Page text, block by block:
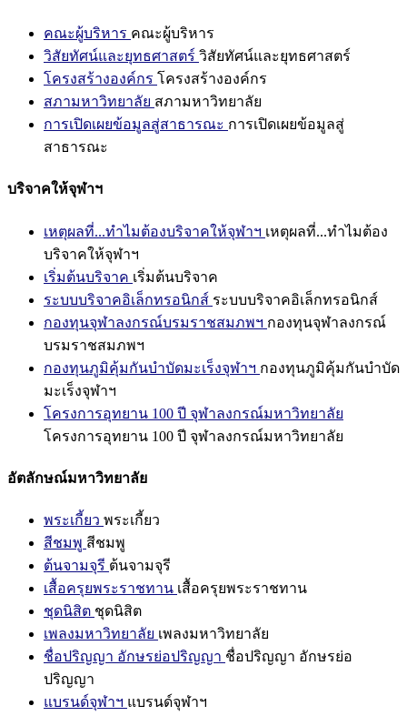
คณะผู้บริหาร คณะผู้บริหาร
วิสัยทัศน์และยุทธศาสตร์ วิสัยทัศน์และยุทธศาสตร์
โครงสร้างองค์กร โครงสร้างองค์กร
สภามหาวิทยาลัย สภามหาวิทยาลัย
การเปิดเผยข้อมูลสู่สาธารณะ การเปิดเผยข้อมูลสู่
สาธารณะ
บริจาคให้จุฬาฯ
เหตุผลที่...ทำไมต้องบริจาคให้จุฬาฯ เหตุผลที่...ทำไมต้อง
บริจาคให้จุฬาฯ
เริ่มต้นบริจาค เริ่มต้นบริจาค
ระบบบริจาคอิเล็กทรอนิกส์ ระบบบริจาคอิเล็กทรอนิกส์
กองทุนจุฬาลงกรณ์บรมราชสมภพฯ กองทุนจุฬาลงกรณ์
บรมราชสมภพฯ
กองทุนภูมิคุ้มกันบำบัดมะเร็งจุฬาฯ กองทุนภูมิคุ้มกันบำบัด
มะเร็งจุฬาฯ
โครงการอุทยาน 100 ปี จุฬาลงกรณ์มหาวิทยาลัย
โครงการอุทยาน 100 ปี จุฬาลงกรณ์มหาวิทยาลัย
อัตลักษณ์มหาวิทยาลัย
พระเกี้ยว พระเกี้ยว
สีชมพู สีชมพู
ต้นจามจุรี ต้นจามจุรี
เสื้อครุยพระราชทาน เสื้อครุยพระราชทาน
ชุดนิสิต ชุดนิสิต
เพลงมหาวิทยาลัย เพลงมหาวิทยาลัย
ชื่อปริญญา อักษรย่อปริญญา ชื่อปริญญา อักษรย่อ
ปริญญา
แบรนด์จุฬาฯ แบรนด์จุฬาฯ